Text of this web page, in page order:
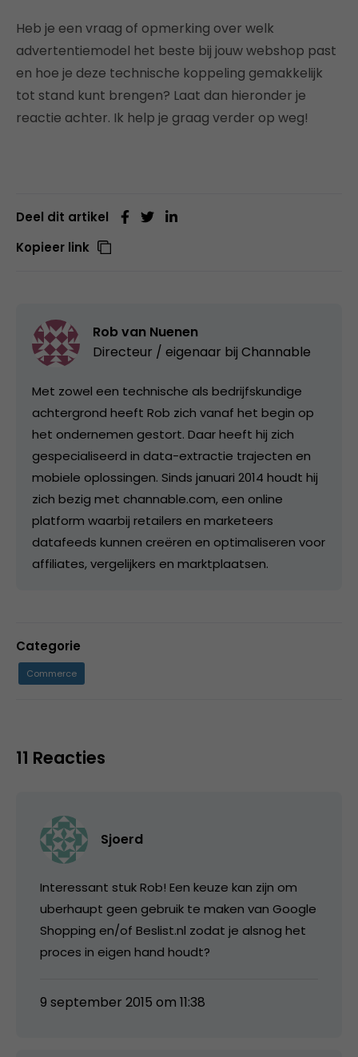
Heb je een vraag of opmerking over welk
advertentiemodel het beste bij jouw webshop past
en hoe je deze technische koppeling gemakkelijk
tot stand kunt brengen? Laat dan hieronder je
reactie achter. Ik help je graag verder op weg!
Deel dit artikel
Kopieer link
Rob van Nuenen
Directeur / eigenaar bij Channable
Met zowel een technische als bedrijfskundige
achtergrond heeft Rob zich vanaf het begin op
het ondernemen gestort. Daar heeft hij zich
gespecialiseerd in data-extractie trajecten en
mobiele oplossingen. Sinds januari 2014 houdt hij
zich bezig met channable.com, een online
platform waarbij retailers en marketeers
datafeeds kunnen creëren en optimaliseren voor
affiliates, vergelijkers en marktplaatsen.
Categorie
Commerce
11 Reacties
Sjoerd
Interessant stuk Rob! Een keuze kan zijn om
uberhaupt geen gebruik te maken van Google
Shopping en/of Beslist.nl zodat je alsnog het
proces in eigen hand houdt?
9 september 2015 om 11:38